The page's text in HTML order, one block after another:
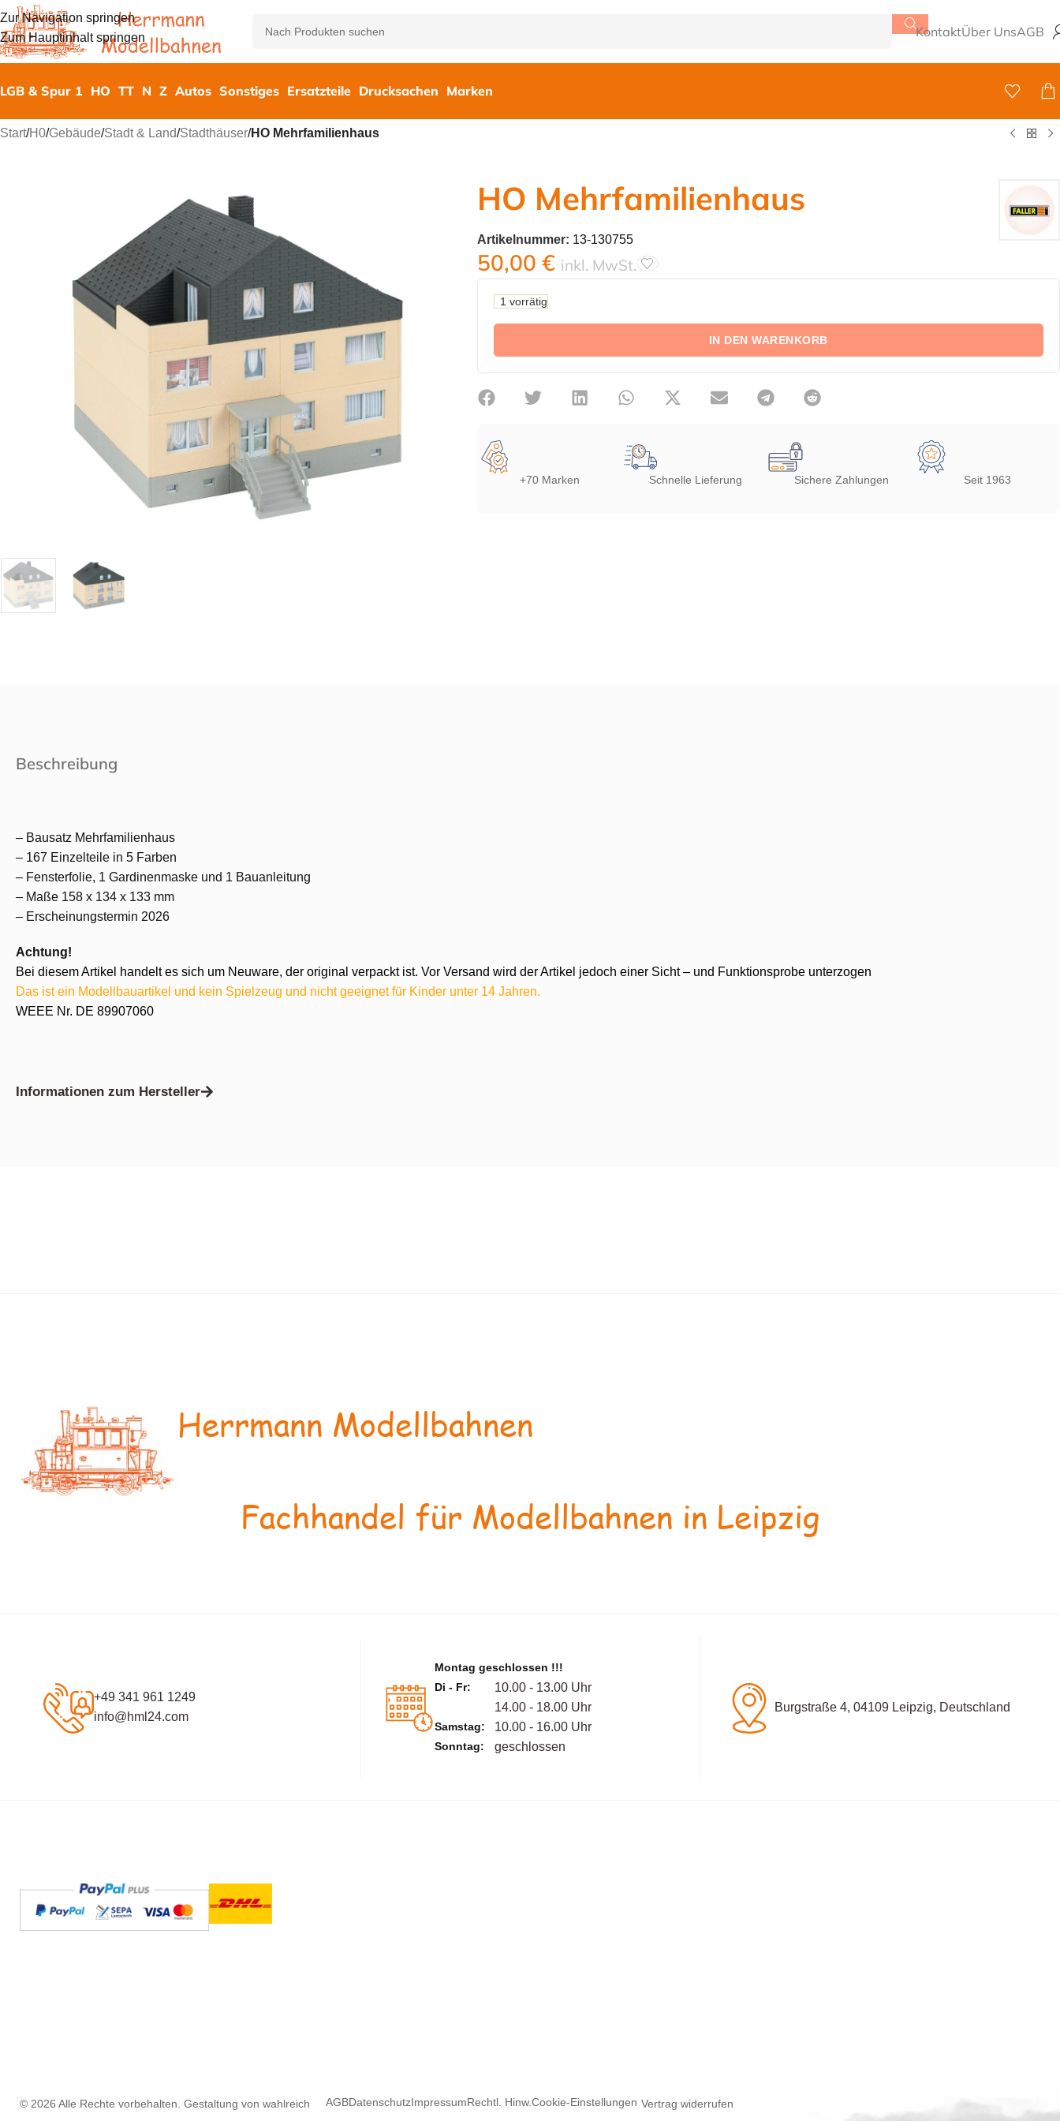
Zur Navigation springen
Zum Hauptinhalt springen
KontaktÜber UnsAGB
LGB & Spur 1 HO TT N Z Autos Sonstiges Ersatzteile Drucksachen Marken
Start/H0/Gebäude/Stadt & Land/Stadthäuser/HO Mehrfamilienhaus
HO Mehrfamilienhaus
Artikelnummer: 13-130755
50,00 € inkl. MwSt.
1 vorrätig
IN DEN WARENKORB
+70 Marken Schnelle Lieferung Sichere Zahlungen Seit 1963
Beschreibung
– Bausatz Mehrfamilienhaus
– 167 Einzelteile in 5 Farben
– Fensterfolie, 1 Gardinenmaske und 1 Bauanleitung
– Maße 158 x 134 x 133 mm
– Erscheinungstermin 2026
Achtung!
Bei diesem Artikel handelt es sich um Neuware, der original verpackt ist. Vor Versand wird der Artikel jedoch einer Sicht – und Funktionsprobe unterzogen
Das ist ein Modellbauartikel und kein Spielzeug und nicht geeignet für Kinder unter 14 Jahren.
WEEE Nr. DE 89907060
Informationen zum Hersteller
Herrmann Modellbahnen
Fachhandel für Modellbahnen in Leipzig
+49 341 961 1249
info@hml24.com
Montag geschlossen !!!
Di - Fr:
10.00 - 13.00 Uhr
14.00 - 18.00 Uhr
Samstag: 10.00 - 16.00 Uhr
Sonntag: geschlossen
Burgstraße 4, 04109 Leipzig, Deutschland
© 2026 Alle Rechte vorbehalten. Gestaltung von wahlreich AGBDatenschutzImpressumRechtl. Hinw.Cookie-Einstellungen Vertrag widerrufen